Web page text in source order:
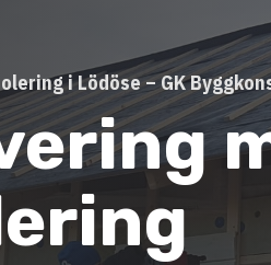
i Lödöse – GK